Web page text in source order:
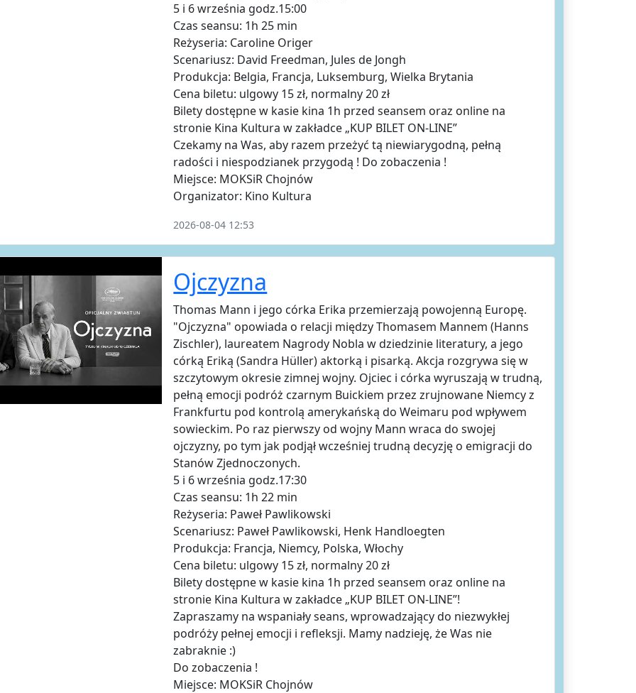
5 i 6 września godz.15:00
Czas seansu: 1h 25 min
Reżyseria: Caroline Origer
Scenariusz: David Freedman, Jules de Jongh
Produkcja: Belgia, Francja, Luksemburg, Wielka Brytania
Cena biletu: ulgowy 15 zł, normalny 20 zł
Bilety dostępne w kasie kina 1h przed seansem oraz online na
stronie Kina Kultura w zakładce „KUP BILET ON-LINE”
Czekamy na Was, aby razem przeżyć tą niewiarygodną, pełną
radości i niespodzianek przygodą ! Do zobaczenia !
Miejsce: MOKSiR Chojnów
Organizator: Kino Kultura
2026-08-04 12:53
Ojczyzna
Thomas Mann i jego córka Erika przemierzają powojenną Europę.
"Ojczyzna" opowiada o relacji między Thomasem Mannem (Hanns
Zischler), laureatem Nagrody Nobla w dziedzinie literatury, a jego
córką Eriką (Sandra Hüller) aktorką i pisarką. Akcja rozgrywa się w
szczytowym okresie zimnej wojny. Ojciec i córka wyruszają w trudną,
pełną emocji podróż czarnym Buickiem przez zrujnowane Niemcy z
Frankfurtu pod kontrolą amerykańską do Weimaru pod wpływem
sowieckim. Po raz pierwszy od wojny Mann wraca do swojej
ojczyzny, po tym jak podjął wcześniej trudną decyzję o emigracji do
Stanów Zjednoczonych.
5 i 6 września godz.17:30
Czas seansu: 1h 22 min
Reżyseria: Paweł Pawlikowski
Scenariusz: Paweł Pawlikowski, Henk Handloegten
Produkcja: Francja, Niemcy, Polska, Włochy
Cena biletu: ulgowy 15 zł, normalny 20 zł
Bilety dostępne w kasie kina 1h przed seansem oraz online na
stronie Kina Kultura w zakładce „KUP BILET ON-LINE”!
Zapraszamy na wspaniały seans, wprowadzający do niezwykłej
podróży pełnej emocji i refleksji. Mamy nadzieję, że Was nie
zabraknie :)
Do zobaczenia !
Miejsce: MOKSiR Chojnów